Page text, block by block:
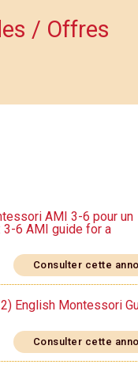
/ Offres
AMI 3-6 pour un
6 AMI guide for a
Consulter cette
English Montessori
Consulter cette